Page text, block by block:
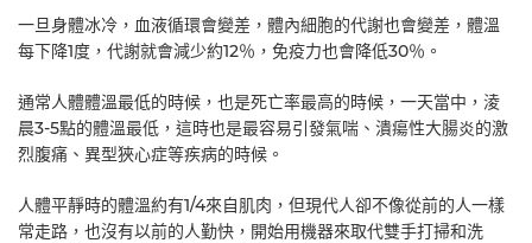
一旦身體冰冷，血液循環會變差，體內細胞的代謝也會變差，體溫
每下降1度，代謝就會減少約12％，免疫力也會降低30％。
通常人體體溫最低的時候，也是死亡率最高的時候，一天當中，淩
晨3-5點的體溫最低，這時也是最容易引發氣喘、潰瘍性大腸炎的激
烈腹痛、異型狹心症等疾病的時候。
人體平靜時的體溫約有1/4來自肌肉，但現代人卻不像從前的人一樣
常走路，也沒有以前的人勤快，開始用機器來取代雙手打掃和洗